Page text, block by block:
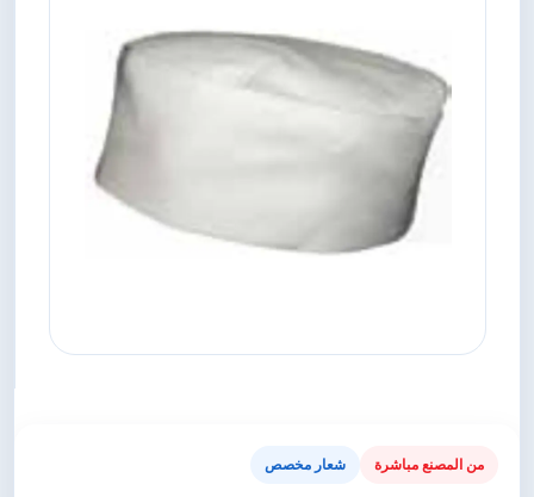
من المصنع مباشرة شعار مخصص